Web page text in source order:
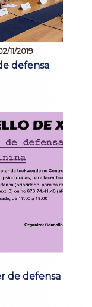
11/2019
defensa
de defensa